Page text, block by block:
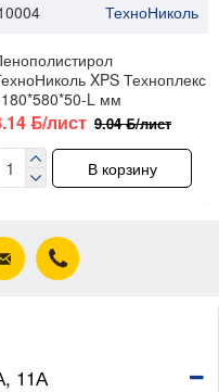
ТехноНиколь
XPS Техноплекс
L мм
ƃ/лист 9.04 ƃ/лист
В корзину
11А